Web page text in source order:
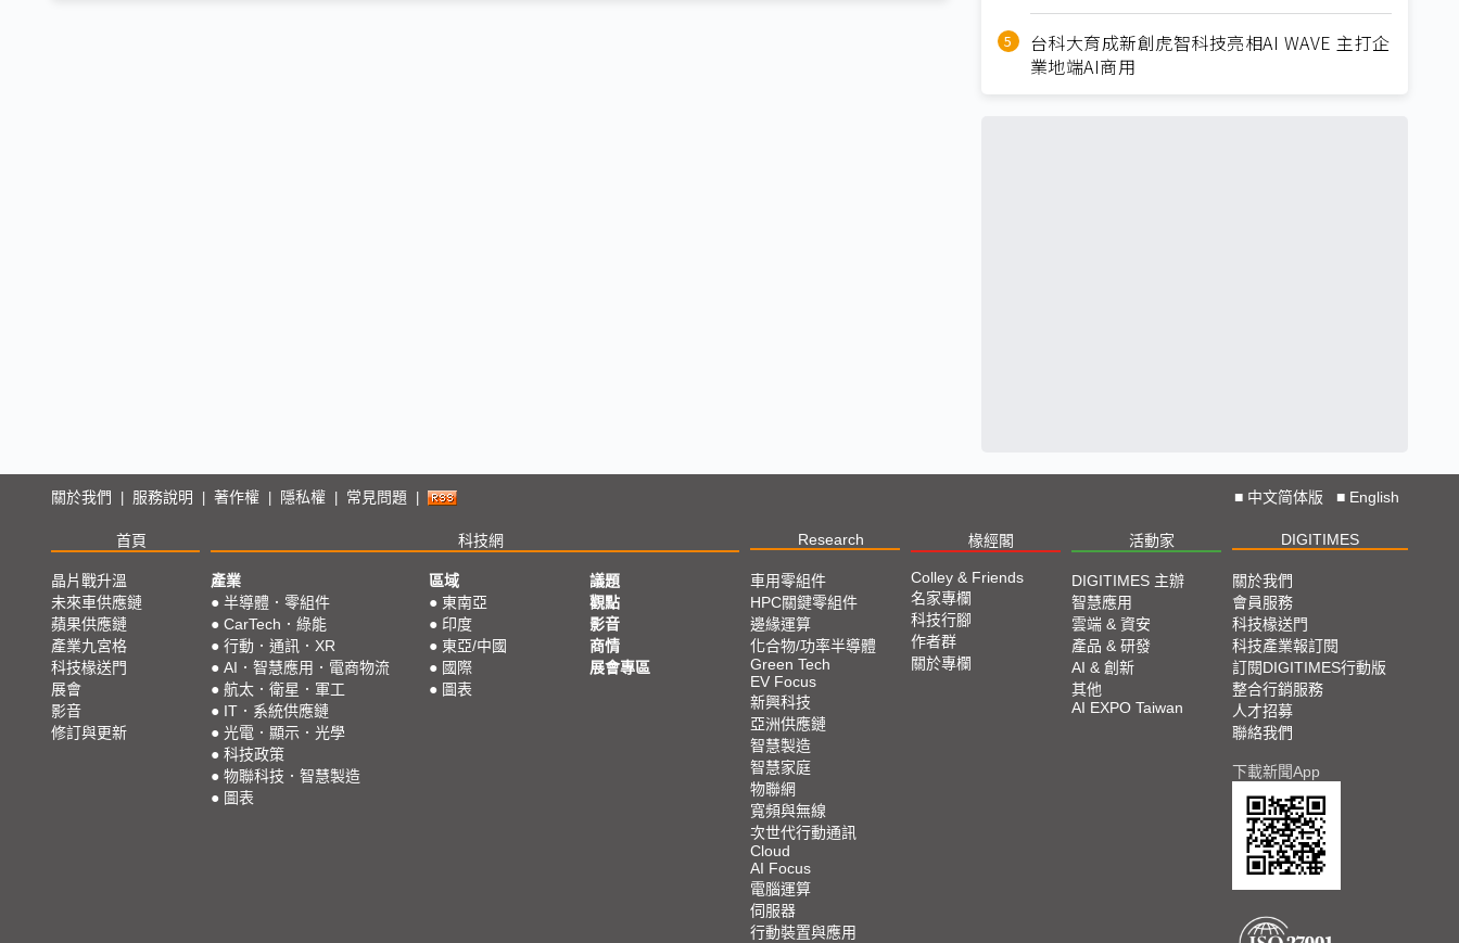
台科大育成新創虎智科技亮相AI WAVE 主打企
業地端AI商用
關於我們 服務說明 著作權 隱私權 常見問題 ■ 中文简体版 ■ English
首頁 科技網 Research 椽經閣 活動家 DIGITIMES
晶片戰升溫
未來車供應鏈
蘋果供應鏈
產業九宮格
科技椽送門
展會
影音
修訂與更新
產業
● 半導體．零組件
● CarTech．綠能
● 行動．通訊．XR
● AI．智慧應用．電商物流
● 航太．衛星．軍工
● IT．系統供應鏈
● 光電．顯示．光學
● 科技政策
● 物聯科技．智慧製造
● 圖表
區域
● 東南亞
● 印度
● 東亞/中國
● 國際
● 圖表
議題
觀點
影音
商情
展會專區
車用零組件
HPC關鍵零組件
邊緣運算
化合物/功率半導體
Green Tech
EV Focus
新興科技
亞洲供應鏈
智慧製造
智慧家庭
物聯網
寬頻與無線
次世代行動通訊
Cloud
AI Focus
電腦運算
伺服器
行動裝置與應用
Colley & Friends
名家專欄
科技行腳
作者群
關於專欄
DIGITIMES 主辦
智慧應用
雲端 & 資安
產品 & 研發
AI & 創新
其他
AI EXPO Taiwan
關於我們
會員服務
科技椽送門
科技產業報訂閱
訂閱DIGITIMES行動版
整合行銷服務
人才招募
聯絡我們
下載新聞App